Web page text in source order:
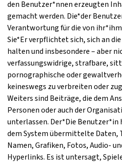
den Benutzer*nnen erzeugten
gemacht werden. Die*der
Verantwortung für die von
Sie*Er verpflichtet sich, sich an
halten und insbesondere – aber
verfassungswidrige, strafbare,
pornographische oder
keineswegs zu verbreiten oder
Weiters sind Beiträge, die dem
Personen oder auch der
unterlassen. Der*Die
dem System übermittelte Daten,
Namen, Grafiken, Fotos, Audio-
Hyperlinks. Es ist untersagt,